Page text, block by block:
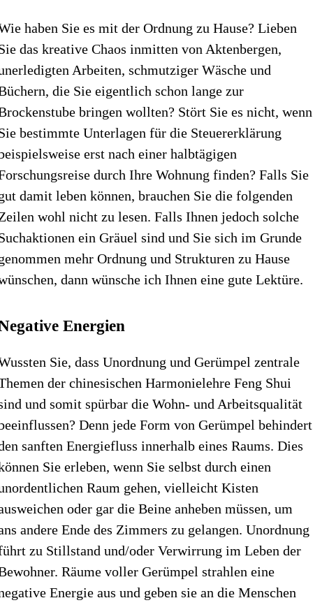
haben Sie es mit der Ordnung zu Hause? Lieben
das kreative Chaos inmitten von Aktenbergen,
Arbeiten, schmutziger Wäsche und
die Sie eigentlich schon lange zur
bringen wollten? Stört Sie es nicht, wenn
bestimmte Unterlagen für die Steuererklärung
erst nach einer halbtägigen
durch Ihre Wohnung finden? Falls Sie
damit leben können, brauchen Sie die folgenden
wohl nicht zu lesen. Falls Ihnen jedoch solche
ein Gräuel sind und Sie sich im Grunde
mehr Ordnung und Strukturen zu Hause
dann wünsche ich Ihnen eine gute Lektüre.
Energien
Sie, dass Unordnung und Gerümpel zentrale
der chinesischen Harmonielehre Feng Shui
und somit spürbar die Wohn- und Arbeitsqualität
Denn jede Form von Gerümpel behindert
sanften Energiefluss innerhalb eines Raums. Dies
Sie erleben, wenn Sie selbst durch einen
Raum gehen, vielleicht Kisten
oder gar die Beine anheben müssen, um
andere Ende des Zimmers zu gelangen. Unordnung
zu Stillstand und/oder Verwirrung im Leben der
Räume voller Gerümpel strahlen eine
Energie aus und geben sie an die Menschen